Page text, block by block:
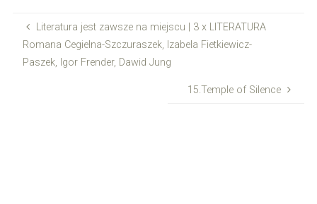
Literatura jest zawsze na miejscu | 3 x LITERATURA
Romana Cegielna-Szczuraszek, Izabela Fietkiewicz-
Paszek, Igor Frender, Dawid Jung
15.Temple of Silence